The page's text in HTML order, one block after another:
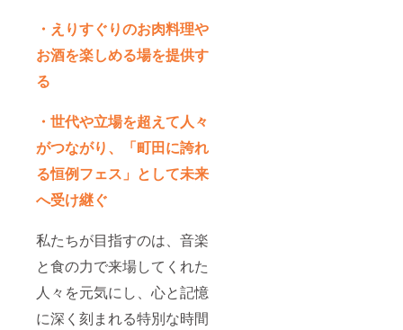
・えりすぐりのお肉料理や
お酒を楽しめる場を提供す
る
・世代や立場を超えて人々
がつながり、「町田に誇れ
る恒例フェス」として未来
へ受け継ぐ
私たちが目指すのは、音楽
と食の力で来場してくれた
人々を元気にし、心と記憶
に深く刻まれる特別な時間